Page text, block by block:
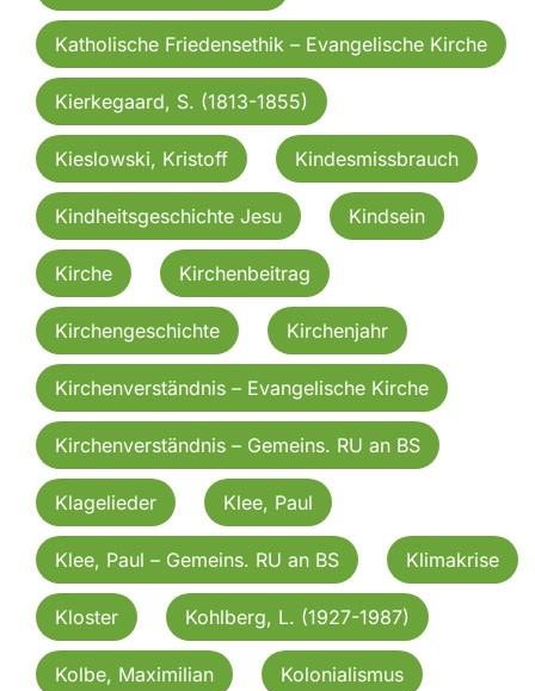
Katholische Friedensethik – Evangelische Kirche
Kierkegaard, S. (1813-1855)
Kieslowski, Kristoff Kindesmissbrauch
Kindheitsgeschichte Jesu Kindsein
Kirche Kirchenbeitrag
Kirchengeschichte Kirchenjahr
Kirchenverständnis – Evangelische Kirche
Kirchenverständnis – Gemeins. RU an BS
Klagelieder Klee, Paul
Klee, Paul – Gemeins. RU an BS Klimakrise
Kloster Kohlberg, L. (1927-1987)
Kolbe, Maximilian Kolonialismus